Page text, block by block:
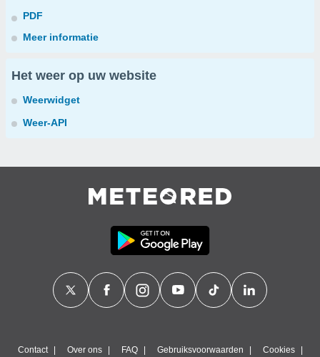
PDF
Meer informatie
Het weer op uw website
Weerwidget
Weer-API
Contact Over ons FAQ Gebruiksvoorwaarden Cookies